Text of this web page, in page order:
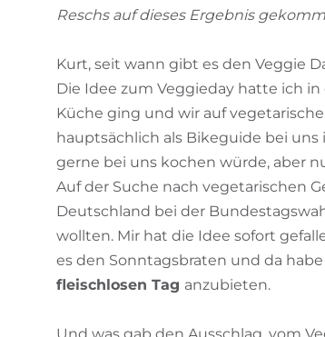
Reschs auf dieses Ergebnis
Kurt, seit wann gibt es den Veggie
Die Idee zum Veggieday hatte ich
Küche ging und wir auf
hauptsächlich als Bikeguide bei uns
gerne bei uns kochen würde, aber
Auf der Suche nach vegetarischen
Deutschland bei der
wollten. Mir hat die Idee sofort
es den Sonntagsbraten und da
fleischlosen Tag anzubieten.